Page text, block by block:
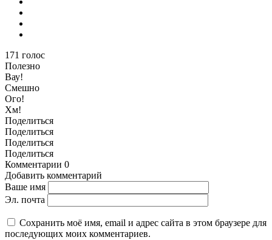
171 голос
Полезно
Вау!
Смешно
Ого!
Хм!
Поделиться
Поделиться
Поделиться
Поделиться
Комментарии 0
Добавить комментарий
Ваше имя
Эл. почта
Сохранить моё имя, email и адрес сайта в этом браузере для
последующих моих комментариев.